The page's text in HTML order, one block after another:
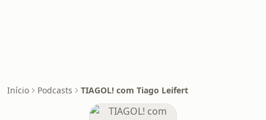
Início Podcasts TIAGOL! com Tiago Leifert